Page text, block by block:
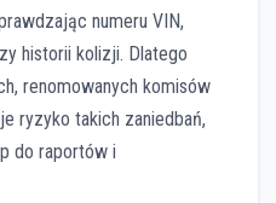
numeru VIN,
historii kolizji. Dlatego
renomowanych komisów
ryzyko takich zaniedbań,
do raportów i